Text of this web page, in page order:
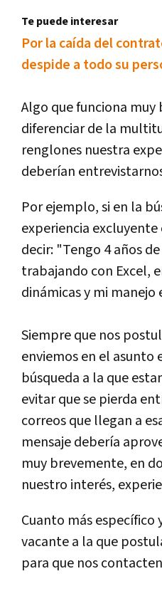
Te puede interesar
Por la caída del
despide a todo su
Algo que funciona muy
diferenciar de la
renglones nuestra
deberían
Por ejemplo, si en la
experiencia
decir: "Tengo 4 años
trabajando con Excel,
dinámicas y mi manejo
Siempre que nos
enviemos en el asunto
búsqueda a la que
evitar que se pierda
correos que llegan a
mensaje debería
muy brevemente, en
nuestro interés,
Cuanto más específico
vacante a la que
para que nos